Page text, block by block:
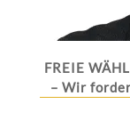
FREIE
– Wir